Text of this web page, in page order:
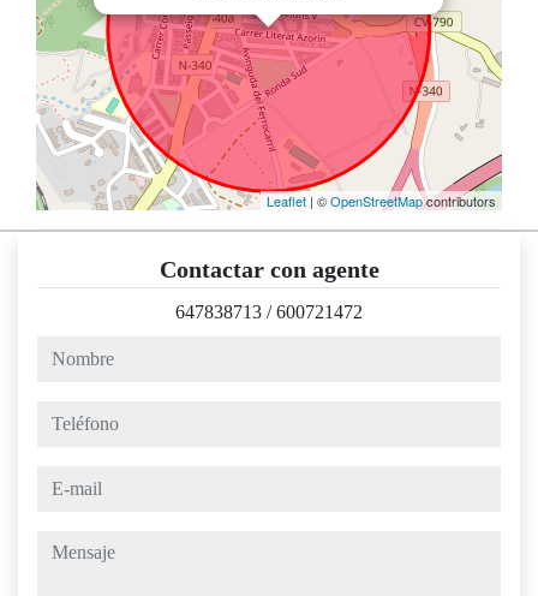
Leaflet | ©OpenStreetMapcontributors
Contactar con agente
647838713 /600721472
nombre
teléfono
e-mail
mensaje